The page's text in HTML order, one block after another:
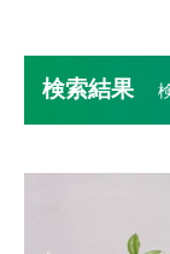
検索結果